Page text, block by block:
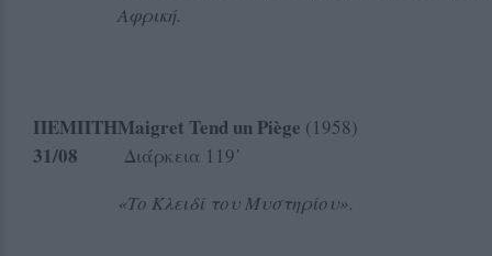
Αφρική.
ΠΕΜΠΤΗ
31/08
Maigret Tend un Piège
Διάρκεια 119΄
«Το Κλειδί του Μυστηρίου».